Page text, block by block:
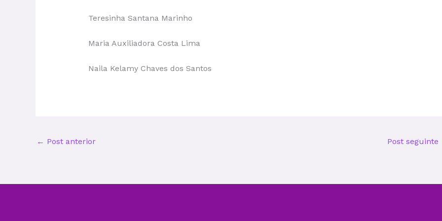
Teresinha Santana Marinho
Maria Auxiliadora Costa Lima
Naila Kelamy Chaves dos Santos
← Post anterior Post seguinte